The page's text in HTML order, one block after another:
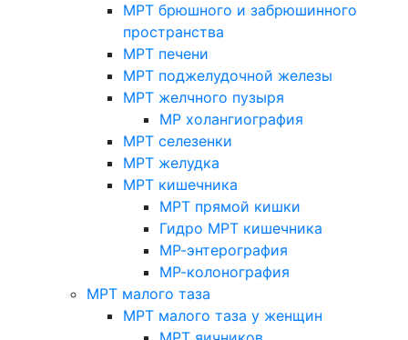
МРТ брюшного и забрюшинного
пространства
МРТ печени
МРТ поджелудочной железы
МРТ желчного пузыря
МР холангиография
МРТ селезенки
МРТ желудка
МРТ кишечника
МРТ прямой кишки
Гидро МРТ кишечника
МР-энтерография
МР-колонография
МРТ малого таза
МРТ малого таза у женщин